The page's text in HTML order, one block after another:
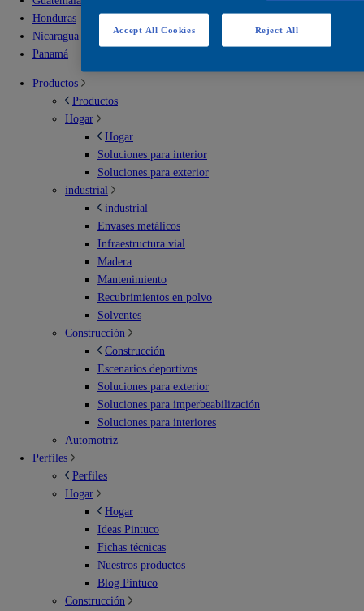
Honduras
Nicaragua
Panamá
Productos
Productos
Hogar
Hogar
Soluciones para interior
Soluciones para exterior
industrial
industrial
Envases metálicos
Infraestructura vial
Madera
Mantenimiento
Recubrimientos en polvo
Solventes
Construcción
Construcción
Escenarios deportivos
Soluciones para exterior
Soluciones para imperbeabilización
Soluciones para interiores
Automotriz
Perfiles
Perfiles
Hogar
Hogar
Ideas Pintuco
Fichas técnicas
Nuestros productos
Blog Pintuco
Construcción
Reject All
Accept All Cookies